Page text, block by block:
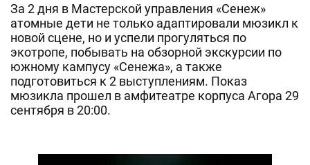
За 2 дня в Мастерской управления «Сенеж»
атомные дети не только адаптировали мюзикл к
новой сцене, но и успели прогуляться по
экотропе, побывать на обзорной экскурсии по
южному кампусу «Сенежа», а также
подготовиться к 2 выступлениям. Показ
мюзикла прошел в амфитеатре корпуса Агора 29
сентября в 20:00.